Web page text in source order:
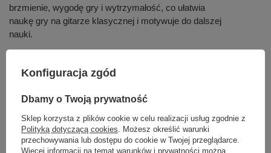
brzmienie, wygodę gry i wytrzymałość, co ułatwia
naukę gry na gitarze klasycznej i motywuje do dalszej
nauki.
Czym różnią się struny do gitary klasycznej o napięciu
klasycznej?
Czy istnieją struny do gitary klasycznej bez niklu dla
Konfiguracja zgód
Dbamy o Twoją prywatność
Sklep korzysta z plików cookie w celu realizacji usług zgodnie z
Polityką dotyczącą cookies . Możesz określić warunki
przechowywania lub dostępu do cookie w Twojej przeglądarce.
Więcej informacji na temat warunków i prywatności można